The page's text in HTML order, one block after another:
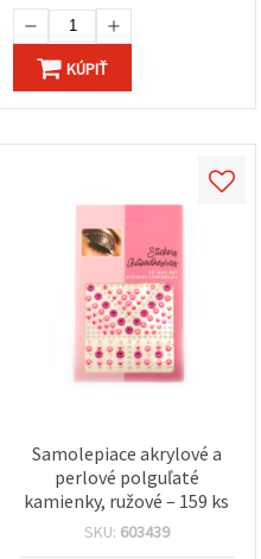
KÚPIŤ
Samolepiace akrylové a
perlové polguľaté
kamienky, ružové – 159 ks
SKU: 603439